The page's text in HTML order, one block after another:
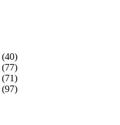
(40)
(77)
(71)
(97)